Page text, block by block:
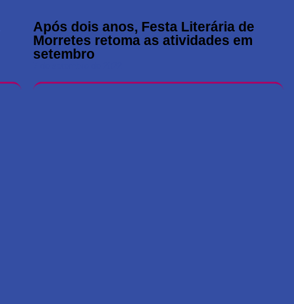
Após dois anos, Festa Literária de
Morretes retoma as atividades em
setembro